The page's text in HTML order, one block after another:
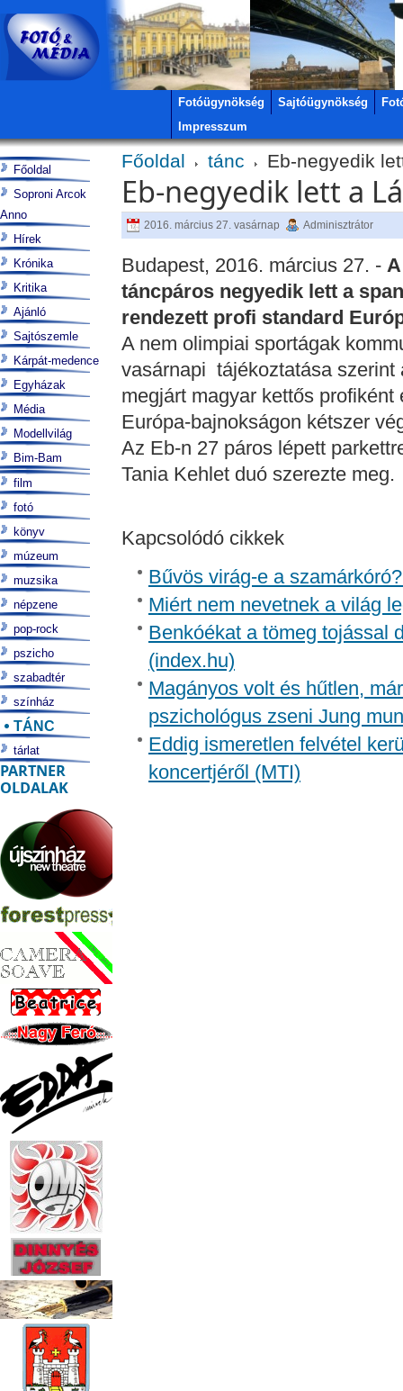
Fotóügynökség Sajtóügynökség
Impresszum
Főoldal tánc Eb-negyedik
Eb-negyedik lett a
2016. március 27. vasárnap Adminisztrátor
Budapest, 2016. március 27. -
táncpáros negyedik lett a
rendezett profi standard
A nem olimpiai sportágak
vasárnapi tájékoztatása szerint
megjárt magyar kettős
Európa-bajnokságon kétszer
Az Eb-n 27 páros lépett
Tania Kehlet duó szerezte meg.
Kapcsolódó cikkek
Bűvös virág-e a
Miért nem nevetnek a világ
Benkóékat a tömeg tojással
(index.hu)
Magányos volt és hűtlen,
pszichológus zseni Jung
Eddig ismeretlen felvétel
koncertjéről (MTI)
Főoldal
Soproni Arcok
Anno
Hírek
Krónika
Kritika
Ajánló
Sajtószemle
Kárpát-medence
Egyházak
Média
Modellvilág
Bim-Bam
film
fotó
könyv
múzeum
muzsika
népzene
pop-rock
pszicho
szabadtér
színház
TÁNC
tárlat
PARTNER
OLDALAK